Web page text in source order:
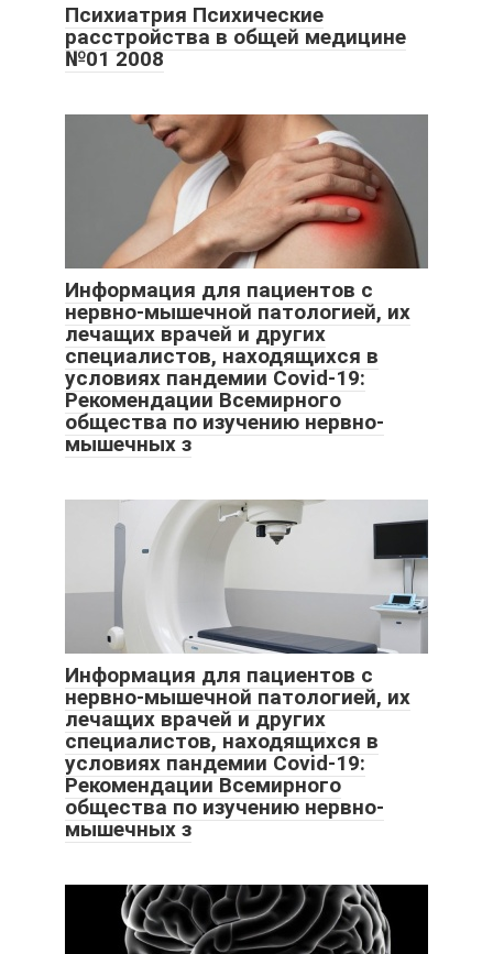
Психиатрия Психические
расстройства в общей медицине
№01 2008
Информация для пациентов с
нервно-мышечной патологией, их
лечащих врачей и других
специалистов, находящихся в
условиях пандемии Covid-19:
Рекомендации Всемирного
общества по изучению нервно-
мышечных з
Информация для пациентов с
нервно-мышечной патологией, их
лечащих врачей и других
специалистов, находящихся в
условиях пандемии Covid-19:
Рекомендации Всемирного
общества по изучению нервно-
мышечных з